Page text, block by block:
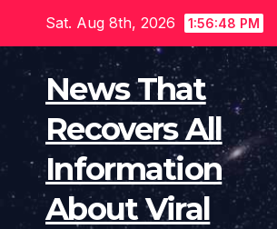
content
Sat. Aug 8th, 2026 1:56:49 PM
News That
Recovers All
Information
About Viral